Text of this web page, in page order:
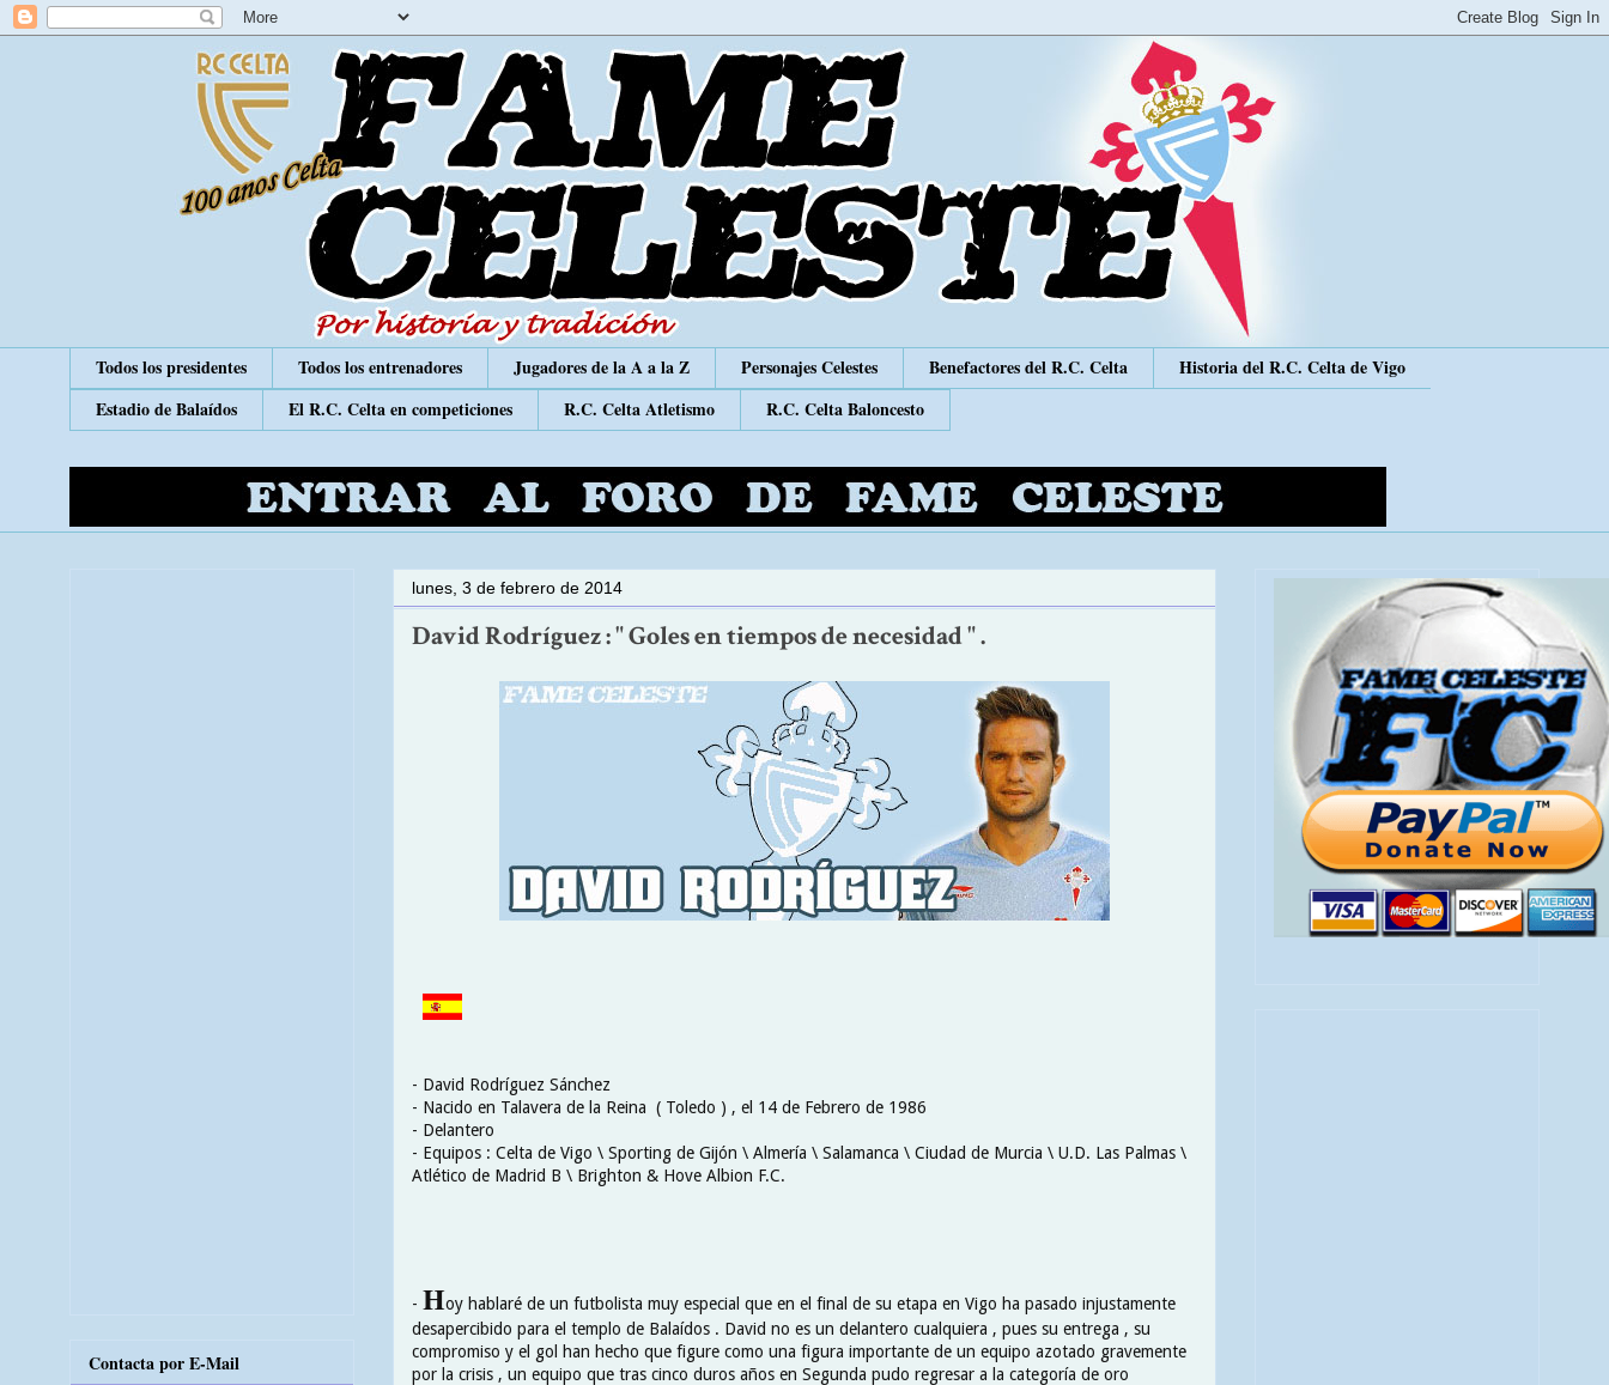
Todos los presidentes Todos los entrenadores Jugadores de la A a la Z Personajes Celestes Benefactores del R.C. Celta
Historia del R.C. Celta de Vigo
Estadio de Balaídos
El R.C. Celta en competiciones R.C. Celta Atletismo R.C. Celta Baloncesto
lunes, 3 de febrero de 2014
David Rodríguez : " Goles en tiempos de necesidad " .
- David Rodríguez Sánchez
- Nacido en Talavera de la Reina ( Toledo ) , el 14 de Febrero de 1986
- Delantero
- Equipos : Celta de Vigo \ Sporting de Gijón \ Almería \ Salamanca \ Ciudad de Murcia \ U.D. Las Palmas \
Atlético de Madrid B \ Brighton & Hove Albion F.C.
- Hoy hablaré de un futbolista muy especial que en el final de su etapa en Vigo ha pasado injustamente
desapercibido para el templo de Balaídos . David no es un delantero cualquiera , pues su entrega , su
compromiso y el gol han hecho que figure como una figura importante de un equipo azotado gravemente
por la crisis , un equipo que tras cinco duros años en Segunda pudo regresar a la categoría de oro
Contacta por E-Mail